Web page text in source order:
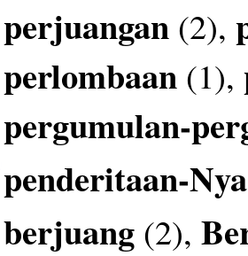
perjuangan (2),
perlombaan (1),
pergumulan-
penderitaan-Nya
berjuang (2),